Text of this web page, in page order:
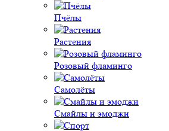
Пчёлы
Растения
Розовый фламинго
Самолёты
Смайлы и эмоджи